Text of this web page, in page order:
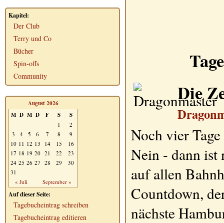
Kapitel:
Der Club
Terry und Co
Bücher
Spin-offs
Community
August 2026
M D M D F S S
« Juli September »
1
2
3
4 5 6 7 8
9
10 11 12 13 14 15
16
17 18 19 20 21 22
23
24 25 26 27 28 29
30
31
Auf dieser Seite:
Tagebucheintrag schreiben
Tagebucheintrag editieren
Die
Noch vier
Nein - dann
auf allen
Countdown,
nächste